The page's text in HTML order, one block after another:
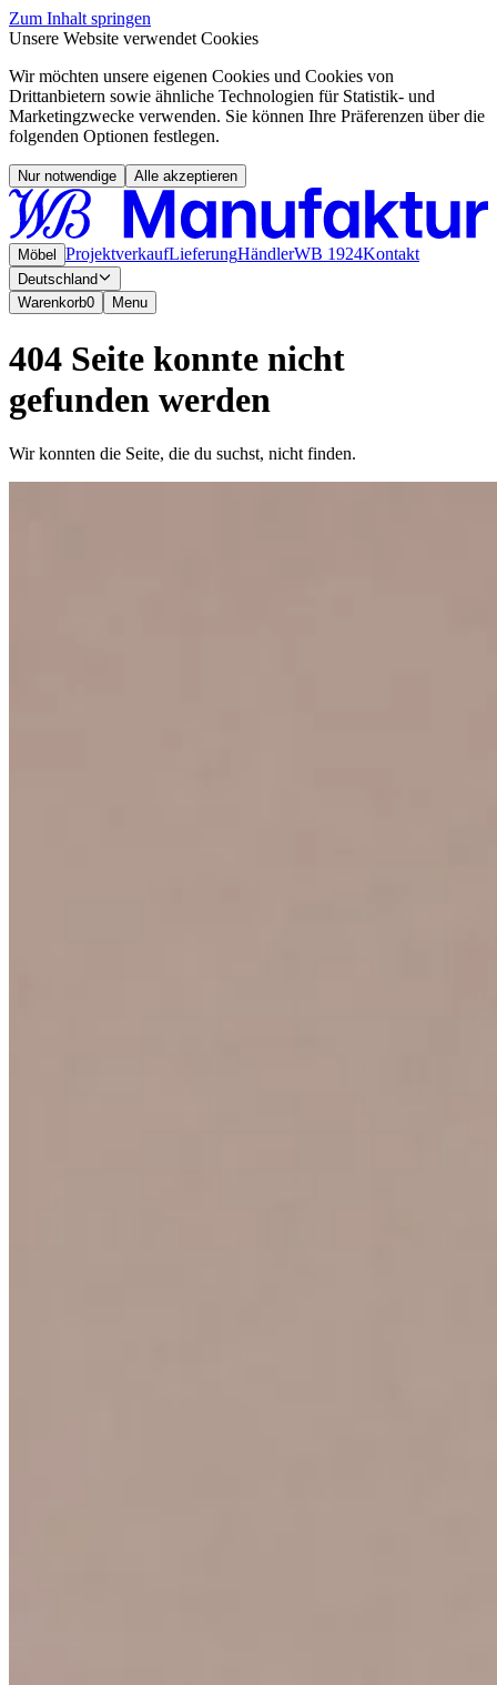
Zum Inhalt springen
Unsere Website verwendet Cookies
Wir möchten unsere eigenen Cookies und Cookies von
Drittanbietern sowie ähnliche Technologien für Statistik- und
Marketingzwecke verwenden. Sie können Ihre Präferenzen über die
folgenden Optionen festlegen.
Nur notwendige Alle akzeptieren
Möbel ProjektverkaufLieferungHändlerWB 1924Kontakt
Deutschland
Warenkorb0 Menu
404 Seite konnte nicht
gefunden werden
Wir konnten die Seite, die du suchst, nicht finden.